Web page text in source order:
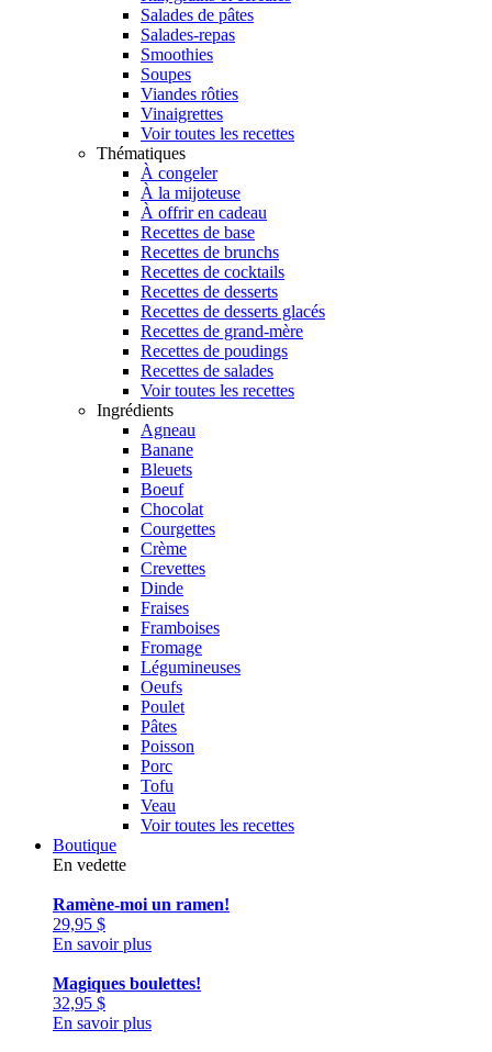
Salades de pâtes
Salades-repas
Smoothies
Soupes
Viandes rôties
Vinaigrettes
Voir toutes les recettes
Thématiques
À congeler
À la mijoteuse
À offrir en cadeau
Recettes de base
Recettes de brunchs
Recettes de cocktails
Recettes de desserts
Recettes de desserts glacés
Recettes de grand-mère
Recettes de poudings
Recettes de salades
Voir toutes les recettes
Ingrédients
Agneau
Banane
Bleuets
Boeuf
Chocolat
Courgettes
Crème
Crevettes
Dinde
Fraises
Framboises
Fromage
Légumineuses
Oeufs
Poulet
Pâtes
Poisson
Porc
Tofu
Veau
Voir toutes les recettes
Boutique
En vedette
Ramène-moi un ramen!
29,95 $
En savoir plus
Magiques boulettes!
32,95 $
En savoir plus